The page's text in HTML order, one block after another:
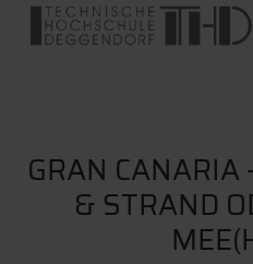
GRAN CANARIA
& STRAND